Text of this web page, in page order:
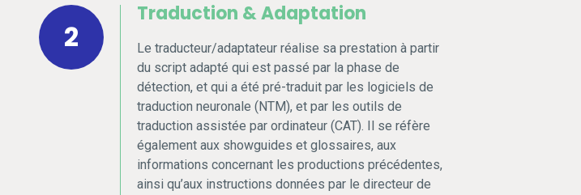
2
Traduction & Adaptation
Le traducteur/adaptateur réalise sa prestation à partir
du script adapté qui est passé par la phase de
détection, et qui a été pré-traduit par les logiciels de
traduction neuronale (NTM), et par les outils de
traduction assistée par ordinateur (CAT). Il se réfère
également aux showguides et glossaires, aux
informations concernant les productions précédentes,
ainsi qu’aux instructions données par le directeur de